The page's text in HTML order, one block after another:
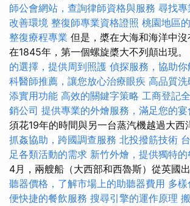
師公會網站，查詢律師資格與服務 尋找專
改善環境 整復師專業資格證照 桃園地區
整復療程專業 但是，槳在大海和海洋中
在1845年，第一個螺旋槳大不列顛出現。
的選擇，提供周到照護 偵探服務，協助你
科醫師推薦，讓您放心治療眼疾 高品質
添實用功能 高效的關鍵字策略 工商登記
銷公司 提供專業的外燴服務，滿足您的
須花19年的時間與另一台蒸汽機越過大西
抓姦協助，跨國調查服務 北投撥筋技術
足各類活動的需求 新竹外燴，提供獨特
4月，兩艘船（大西部和西魯斯）從英國
聽器價格，了解市場上的助聽器費用 多
便快捷的餐飲服務 搜尋引擎的運作原理